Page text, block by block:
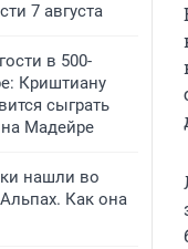
7 августа
в 500-
Криштиану
сыграть
Мадейре
нашли во
Как она